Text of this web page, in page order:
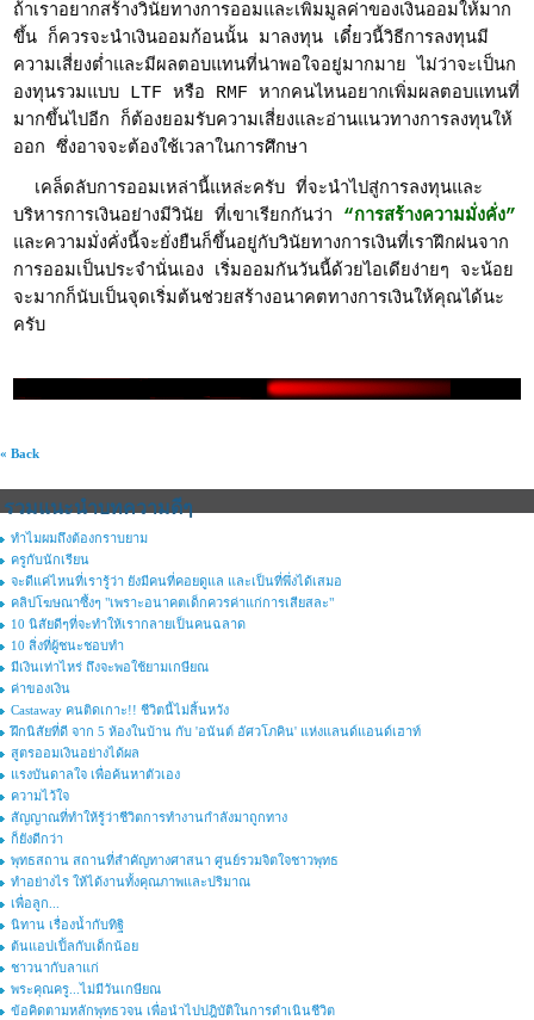
ถ้าเราอยากสร้างวินัยทางการออมและเพิ่มมูลค่าของเงินออมให้มาก
ขึ้น ก็ควรจะนำเงินออมก้อนนั้น มาลงทุน เดี๋ยวนี้วิธีการลงทุนมี
ความเสี่ยงต่ำและมีผลตอบแทนที่น่าพอใจอยู่มากมาย ไม่ว่าจะเป็นก
องทุนรวมแบบ LTF หรือ RMF หากคนไหนอยากเพิ่มผลตอบแทนที่
มากขึ้นไปอีก ก็ต้องยอมรับความเสี่ยงและอ่านแนวทางการลงทุนให้
ออก ซึ่งอาจจะต้องใช้เวลาในการศึกษา
เคล็ดลับการออมเหล่านี้แหล่ะครับ ที่จะนำไปสู่การลงทุนและ
บริหารการเงินอย่างมีวินัย ที่เขาเรียกกันว่า “การสร้างความมั่งคั่ง”
และความมั่งคั่งนี้จะยั่งยืนก็ขึ้นอยู่กับวินัยทางการเงินที่เราฝึกฝนจาก
การออมเป็นประจำนั่นเอง เริ่มออมกันวันนี้ด้วยไอเดียง่ายๆ จะน้อย
จะมากก็นับเป็นจุดเริ่มต้นช่วยสร้างอนาคตทางการเงินให้คุณได้นะ
ครับ
« Back
รวมแนะนำบทความดีๆ
ทำไมผมถึงต้องกราบยาม
ครูกับนักเรียน
จะดีแค่ไหนที่เรารู้ว่า ยังมีคนที่คอยดูแล และเป็นที่พึ่งได้เสมอ
คลิปโฆษณาซึ้งๆ "เพราะอนาคตเด็กควรค่าแก่การเสียสละ"
10 นิสัยดีๆที่จะทำให้เรากลายเป็นคนฉลาด
10 สิ่งที่ผู้ชนะชอบทำ
มีเงินเท่าไหร่ ถึงจะพอใช้ยามเกษียณ
ค่าของเงิน
Castaway คนติดเกาะ!! ชีวิตนี้ไม่สิ้นหวัง
ฝึกนิสัยที่ดี จาก 5 ห้องในบ้าน กับ 'อนันต์ อัศวโภคิน' แห่งแลนด์แอนด์เฮาท์
สูตรออมเงินอย่างได้ผล
แรงบันดาลใจ เพื่อค้นหาตัวเอง
ความไว้ใจ
สัญญาณที่ทำให้รู้ว่าชีวิตการทำงานกำลังมาถูกทาง
ก็ยังดีกว่า
พุทธสถาน สถานที่สำคัญทางศาสนา ศูนย์รวมจิตใจชาวพุทธ
ทำอย่างไร ให้ได้งานทั้งคุณภาพและปริมาณ
เพื่อลูก...
นิทาน เรื่องน้ำกับทิฐิ
ต้นแอปเปิ้ลกับเด็กน้อย
ชาวนากับลาแก่
พระคุณครู...ไม่มีวันเกษียณ
ข้อคิดตามหลักพุทธวจน เพื่อนำไปปฎิบัติในการดำเนินชีวิต